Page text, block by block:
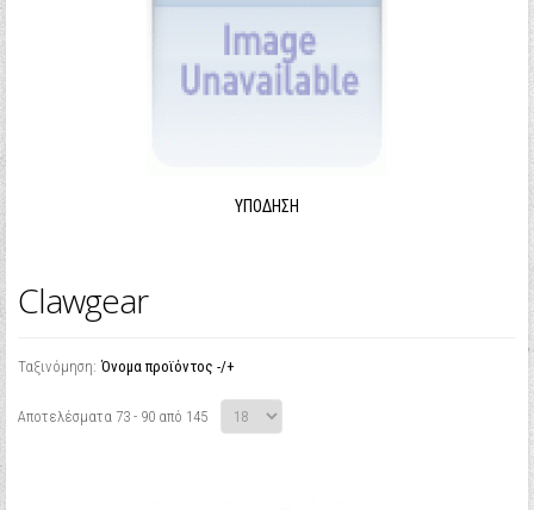
ΥΠΌΔΗΣΗ
Clawgear
Ταξινόμηση: Όνομα προϊόντος -/+
Αποτελέσματα 73 - 90 από 145